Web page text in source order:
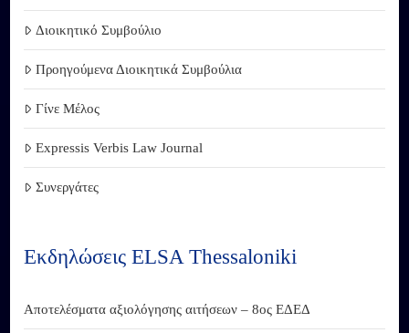
Διοικητικό Συμβούλιο
Προηγούμενα Διοικητικά Συμβούλια
Γίνε Μέλος
Expressis Verbis Law Journal
Συνεργάτες
Εκδηλώσεις ELSA Thessaloniki
Αποτελέσματα αξιολόγησης αιτήσεων – 8ος ΕΔΕΔ